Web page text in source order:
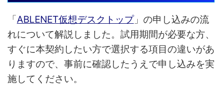
「ABLENET仮想デスクトップ」の申し込みの流
れについて解説しました。試用期間が必要な方、
すぐに本契約したい方で選択する項目の違いがあ
りますので、事前に確認したうえで申し込みを実
施してください。